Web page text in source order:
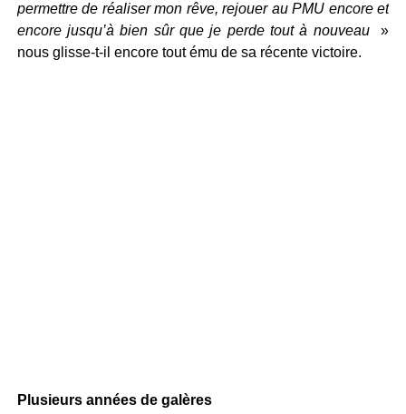
permettre de réaliser mon rêve, rejouer au PMU encore et
encore jusqu’à bien sûr que je perde tout à nouveau»
nous glisse-t-il encore tout ému de sa récente victoire.
Plusieurs années de galères